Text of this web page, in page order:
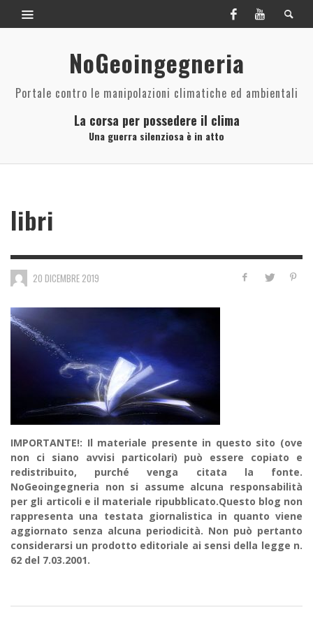
NoGeoingegneria
Portale contro le manipolazioni climatiche ed ambientali
La corsa per possedere il clima
Una guerra silenziosa è in atto
libri
20 DICEMBRE 2019
IMPORTANTE!: Il materiale presente in questo sito (ove
non ci siano avvisi particolari) può essere copiato e
redistribuito, purché venga citata la fonte.
NoGeoingegneria non si assume alcuna responsabilità
per gli articoli e il materiale ripubblicato.Questo blog non
rappresenta una testata giornalistica in quanto viene
aggiornato senza alcuna periodicità. Non può pertanto
considerarsi un prodotto editoriale ai sensi della legge n.
62 del 7.03.2001.